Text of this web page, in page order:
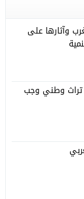
وآثارها على
تراث وطني وجب